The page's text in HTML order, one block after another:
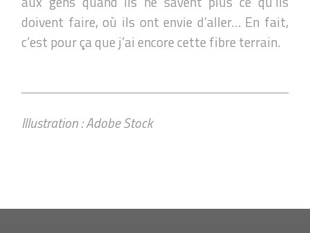
doivent faire, où ils ont envie d’aller… En fait,
c’est pour ça que j’ai encore cette fibre terrain.
Illustration : Adobe Stock